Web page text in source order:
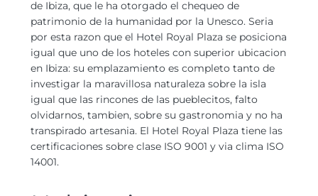
de Ibiza, que le ha otorgado el chequeo de
patrimonio de la humanidad por la Unesco. Seri­a
por esta razon que el Hotel Royal Plaza se posiciona
igual que uno de los hoteles con superior ubicacion
en Ibiza: su emplazamiento es completo tanto de
investigar la maravillosa naturaleza sobre la isla
igual que las rincones de las pueblecitos, falto
olvidarnos, tambien, sobre su gastronomia y no ha
transpirado artesania. El Hotel Royal Plaza tiene las
certificaciones sobre clase ISO 9001 y vi­a clima ISO
14001.